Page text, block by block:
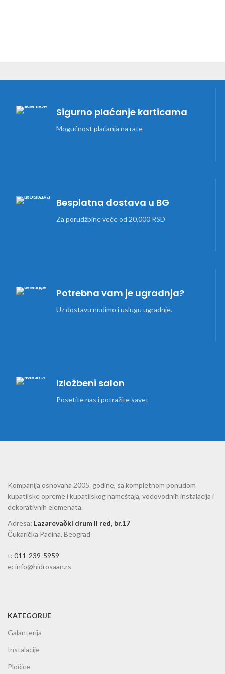
Sigurno plaćanje karticama
Mogućnost plaćanja na rate
Besplatna dostava u BG
Za porudžbine veće od 20,000 RSD
Potrebna vam je ugradnja?
Uz dostavu nudimo i uslugu ugradnje.
Izložbeni salon
Posetite nas i potražite savet
Kompanija osnovana 2005. godine, sa kompletnom ponudom
kupatilske opreme i kupatilskog nameštaja, vodovodnih instalacija i
dekorativnih elemenata.
Adresa: Lazarevački drum II red, br.17
Čukarička Padina, Beograd
t: 011-239-5959
e: info@hidrosaan.rs
KATEGORIJE
Galanterija
Instalacije
Pločice